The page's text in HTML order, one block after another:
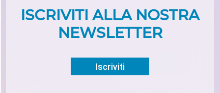
ISCRIVITI ALLA NOSTRA
NEWSLETTER
Iscriviti